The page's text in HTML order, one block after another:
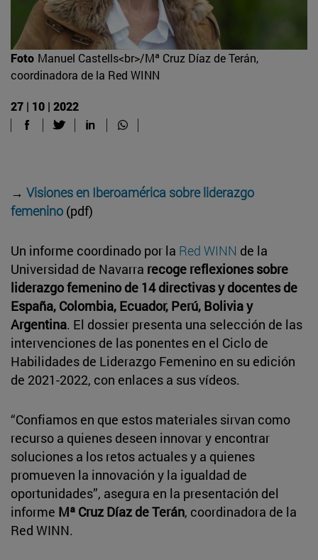
Foto Manuel Castells<br>/Mª Cruz Díaz de Terán,
coordinadora de la Red WINN
27 | 10 | 2022
→ Visiones en Iberoamérica sobre liderazgo
femenino (pdf)
Un informe coordinado por la Red WINN de la
Universidad de Navarra recoge reflexiones sobre
liderazgo femenino de 14 directivas y docentes de
España, Colombia, Ecuador, Perú, Bolivia y
Argentina. El dossier presenta una selección de las
intervenciones de las ponentes en el Ciclo de
Habilidades de Liderazgo Femenino en su edición
de 2021-2022, con enlaces a sus vídeos.
“Confiamos en que estos materiales sirvan como
recurso a quienes deseen innovar y encontrar
soluciones a los retos actuales y a quienes
promueven la innovación y la igualdad de
oportunidades”, asegura en la presentación del
informe Mª Cruz Díaz de Terán, coordinadora de la
Red WINN.